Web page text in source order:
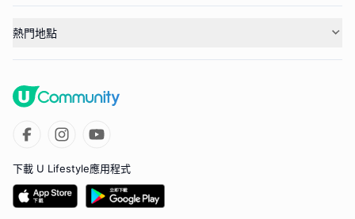
熱門地點
下載 U Lifestyle應用程式